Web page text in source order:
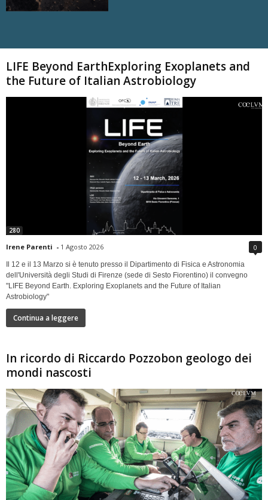
LIFE Beyond EarthExploring Exoplanets and
the Future of Italian Astrobiology
280
Irene Parenti - 1 Agosto 2026 0
Il 12 e il 13 Marzo si è tenuto presso il Dipartimento di Fisica e Astronomia
dell'Università degli Studi di Firenze (sede di Sesto Fiorentino) il convegno
"LIFE Beyond Earth. Exploring Exoplanets and the Future of Italian
Astrobiology"
Continua a leggere
In ricordo di Riccardo Pozzobon geologo dei
mondi nascosti